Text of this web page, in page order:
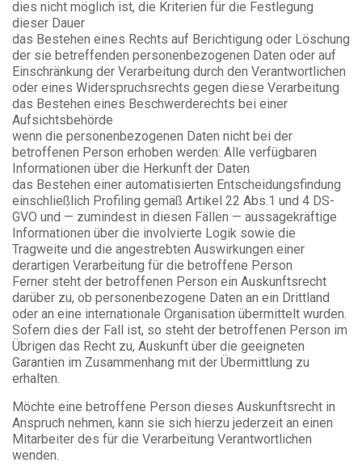
dies nicht möglich ist, die Kriterien für die Festlegung
dieser Dauer
das Bestehen eines Rechts auf Berichtigung oder Löschung
der sie betreffenden personenbezogenen Daten oder auf
Einschränkung der Verarbeitung durch den Verantwortlichen
oder eines Widerspruchsrechts gegen diese Verarbeitung
das Bestehen eines Beschwerderechts bei einer
Aufsichtsbehörde
wenn die personenbezogenen Daten nicht bei der
betroffenen Person erhoben werden: Alle verfügbaren
Informationen über die Herkunft der Daten
das Bestehen einer automatisierten Entscheidungsfindung
einschließlich Profiling gemäß Artikel 22 Abs.1 und 4 DS-
GVO und — zumindest in diesen Fällen — aussagekräftige
Informationen über die involvierte Logik sowie die
Tragweite und die angestrebten Auswirkungen einer
derartigen Verarbeitung für die betroffene Person
Ferner steht der betroffenen Person ein Auskunftsrecht
darüber zu, ob personenbezogene Daten an ein Drittland
oder an eine internationale Organisation übermittelt wurden.
Sofern dies der Fall ist, so steht der betroffenen Person im
Übrigen das Recht zu, Auskunft über die geeigneten
Garantien im Zusammenhang mit der Übermittlung zu
erhalten.
Möchte eine betroffene Person dieses Auskunftsrecht in
Anspruch nehmen, kann sie sich hierzu jederzeit an einen
Mitarbeiter des für die Verarbeitung Verantwortlichen
wenden.